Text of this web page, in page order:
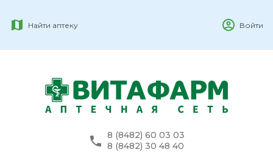
Найти аптеку Войти
8 (8482) 60 03 03
8 (8482) 30 48 40